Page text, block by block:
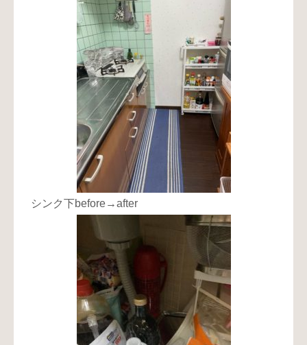
シンク下before→after